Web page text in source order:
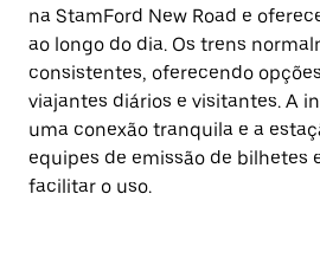
na StamFord New Road e
ao longo do dia. Os trens
consistentes, oferecendo
viajantes diários e visitantes. A
uma conexão tranquila e a
equipes de emissão de bilhetes
facilitar o uso.